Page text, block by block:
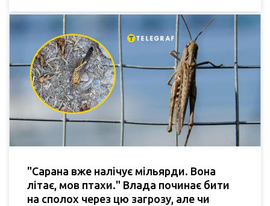
"Сарана вже налічує мільярди. Вона
літає, мов птахи." Влада починає бити
на сполох через цю загрозу, але чи